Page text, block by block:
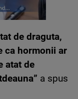
de draguta,
ca hormonii ar
atat de
a spus